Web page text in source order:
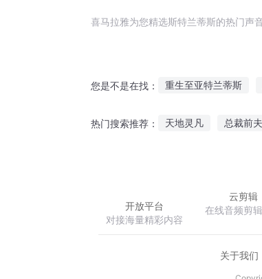
喜马拉雅为您精选斯特兰蒂斯的热门声
您是不是在找： 重生至亚特兰蒂斯
热门搜索推荐： 天地灵凡 总裁前
开放平台
对接海量精彩内容
云剪辑
在线音频剪
关于我们